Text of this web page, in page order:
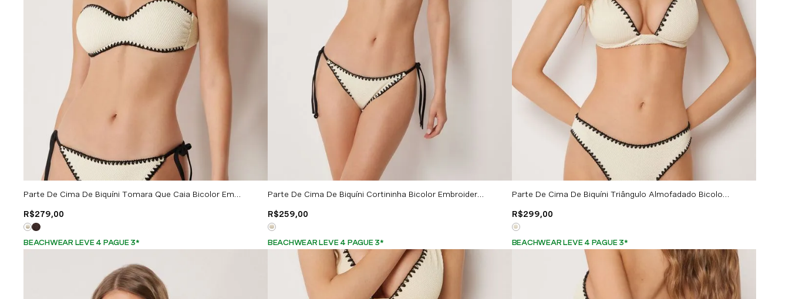
Parte De Cima De Biquíni Tomara Que Caia Bicolor Embroidery - Off-White
R$279,00
BEACHWEAR LEVE 4 PAGUE 3*
Parte De Cima De Biquíni Cortininha Bicolor Embroidery - Off-White
R$259,00
BEACHWEAR LEVE 4 PAGUE 3*
Parte De Cima De Biquíni Triângulo Almofadado Bicolor Embroidery - Off-White
R$299,00
BEACHWEAR LEVE 4 PAGUE 3*